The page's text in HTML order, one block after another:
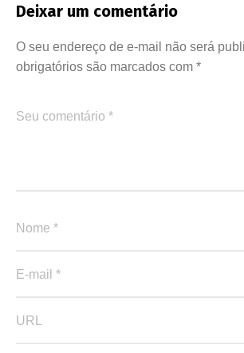
Deixar um comentário
O seu endereço de e-mail não será
obrigatórios são marcados com *